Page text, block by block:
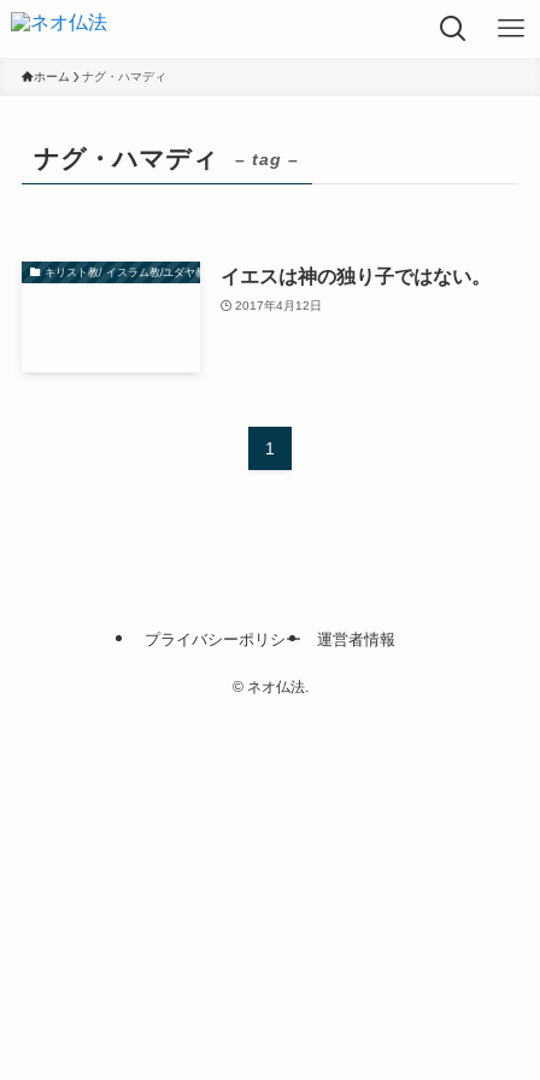
ホーム ナグ・ハマディ
ナグ・ハマディ – tag –
キリスト教/ イスラム教/ユダヤ教 イエスは神の独り子ではない。
2017年4月12日
1
プライバシーポリシー 運営者情報
©ネオ仏法.